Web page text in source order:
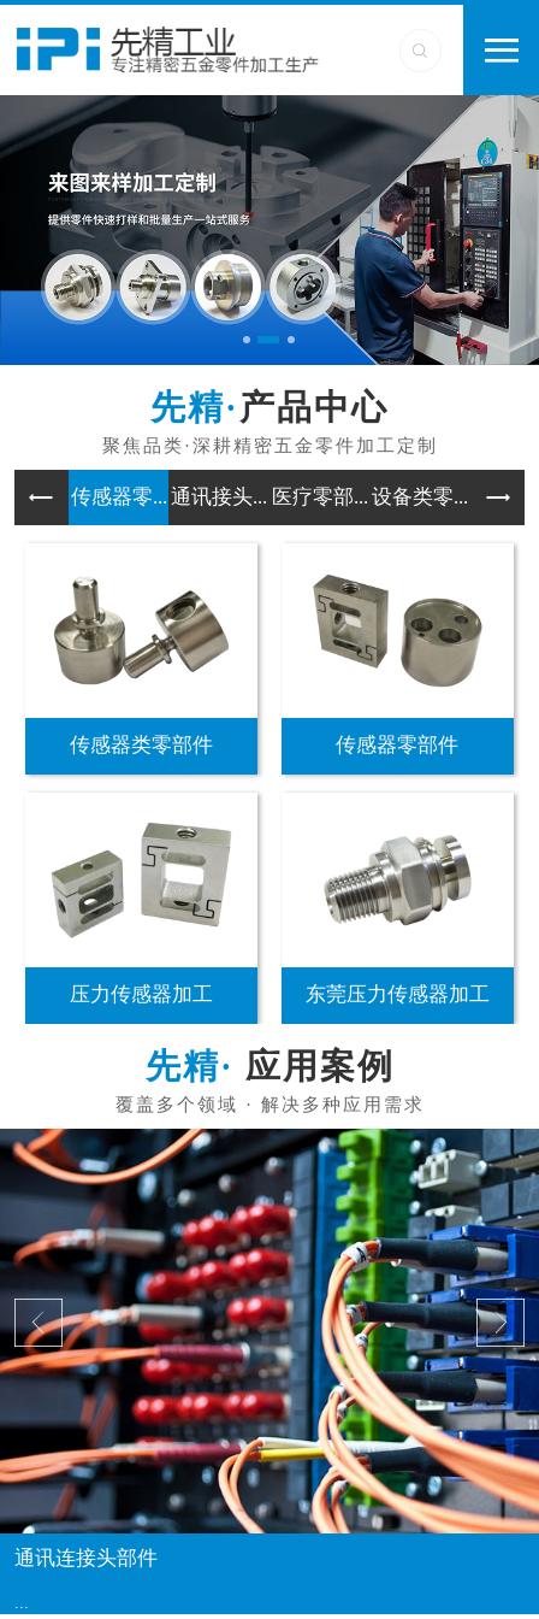
产品中心
传感器零... 通讯接头... 医疗零部... 设备类零... 工业
传感器类零部件 传感器零部件
压力传感器加工 东莞压力传感器加工
应用案例
通讯连接头部件
...